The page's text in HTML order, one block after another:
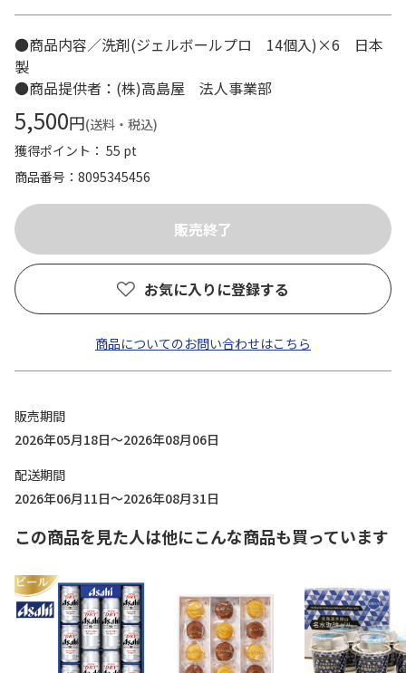
●商品内容／洗剤(ジェルボールプロ 14個入)×6 日本
製
●商品提供者：(株)高島屋 法人事業部
5,500円(送料・税込)
獲得ポイント： 55 pt
商品番号
8095345456
お気に入りに登録する
商品についてのお問い合わせはこちら
販売期間
2026年05月18日～2026年08月06日
配送期間
2026年06月11日～2026年08月31日
この商品を見た人は他にこんな商品も買っています